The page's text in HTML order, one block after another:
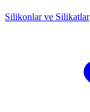
Silikonlar ve Silikatlar